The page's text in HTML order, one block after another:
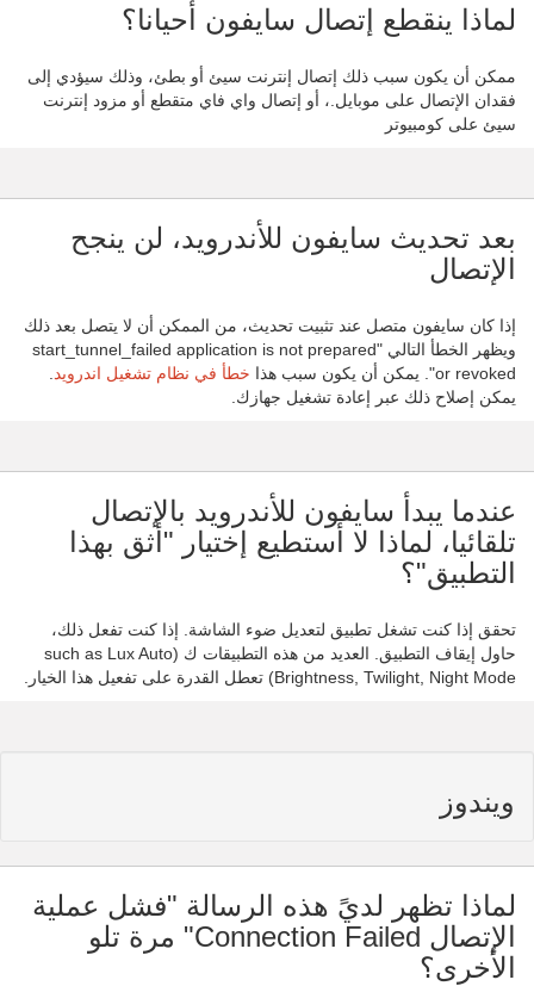
لماذا ينقطع إتصال سايفون أحيانا؟
ممكن أن يكون سبب ذلك إتصال إنترنت سيئ أو بطئ، وذلك سيؤدي إلى
فقدان الإتصال على موبايل.، أو إتصال واي فاي متقطع أو مزود إنترنت
سيئ على كومبيوتر
بعد تحديث سايفون للأندرويد، لن ينجح
الإتصال
إذا كان سايفون متصل عند تثبيت تحديث، من الممكن أن لا يتصل بعد ذلك
ويظهر الخطأ التالي "start_tunnel_failed application is not prepared
or revoked". يمكن أن يكون سبب هذا
خطأ في نظام تشغيل اندرويد
يمكن إصلاح ذلك عبر إعادة تشغيل جهازك.
عندما يبدأ سايفون للأندرويد بالإتصال
تلقائيا، لماذا لا أستطيع إختيار "أثق بهذا
التطبيق"؟
تحقق إذا كنت تشغل تطبيق لتعديل ضوء الشاشة. إذا كنت تفعل ذلك،
حاول إيقاف التطبيق. العديد من هذه التطبيقات ك (such as Lux Auto
Brightness, Twilight, Night Mode) تعطل القدرة على تفعيل هذا الخيار.
ويندوز
لماذا تظهر لديً هذه الرسالة "فشل عملية
الإتصال Connection Failed" مرة تلو
الأخرى؟